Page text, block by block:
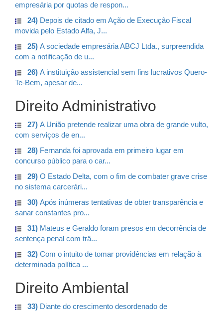
empresária por quotas de respon...
24) Depois de citado em Ação de Execução Fiscal
movida pelo Estado Alfa, J...
25) A sociedade empresária ABCJ Ltda., surpreendida
com a notificação de u...
26) A instituição assistencial sem fins lucrativos Quero-
Te-Bem, apesar de...
Direito Administrativo
27) A União pretende realizar uma obra de grande vulto,
com serviços de en...
28) Fernanda foi aprovada em primeiro lugar em
concurso público para o car...
29) O Estado Delta, com o fim de combater grave crise
no sistema carcerári...
30) Após inúmeras tentativas de obter transparência e
sanar constantes pro...
31) Mateus e Geraldo foram presos em decorrência de
sentença penal com trâ...
32) Com o intuito de tomar providências em relação à
determinada política ...
Direito Ambiental
33) Diante do crescimento desordenado de